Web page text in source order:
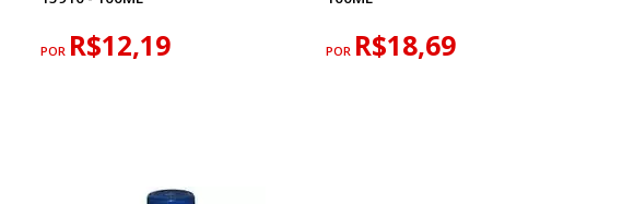
POR R$12,19 POR R$18,69